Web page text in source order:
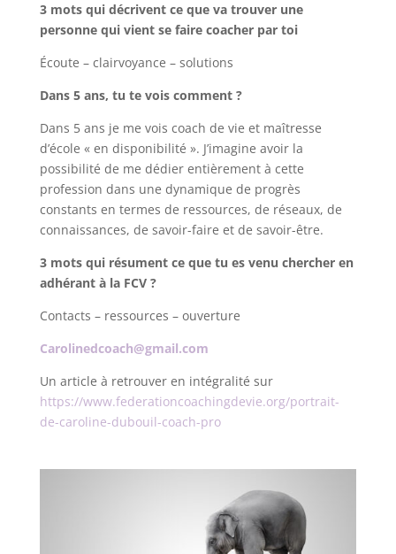
3 mots qui décrivent ce que va trouver une
personne qui vient se faire coacher par toi
Écoute – clairvoyance – solutions
Dans 5 ans, tu te vois comment ?
Dans 5 ans je me vois coach de vie et maîtresse
d’école « en disponibilité ». J’imagine avoir la
possibilité de me dédier entièrement à cette
profession dans une dynamique de progrès
constants en termes de ressources, de réseaux, de
connaissances, de savoir-faire et de savoir-être.
3 mots qui résument ce que tu es venu chercher en
adhérant à la FCV ?
Contacts – ressources – ouverture
Carolinedcoach@gmail.com
Un article à retrouver en intégralité sur
https://www.federationcoachingdevie.org/portrait-
de-caroline-dubouil-coach-pro